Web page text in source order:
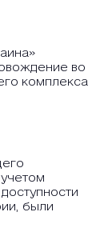
во
комплекса
были